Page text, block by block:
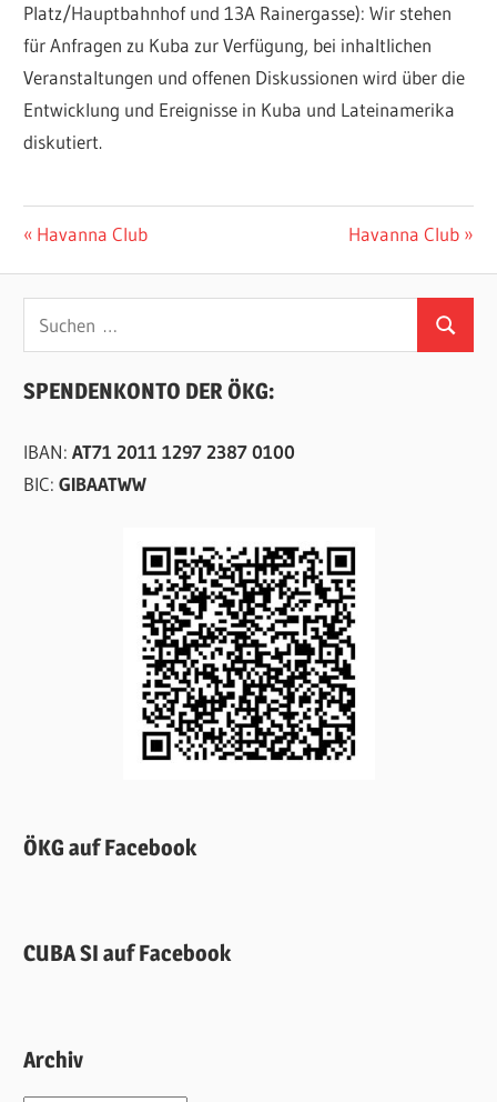
Platz/Hauptbahnhof und 13A Rainergasse): Wir stehen
für Anfragen zu Kuba zur Verfügung, bei inhaltlichen
Veranstaltungen und offenen Diskussionen wird über die
Entwicklung und Ereignisse in Kuba und Lateinamerika
diskutiert.
Beitragsnavigation
Vorheriger
Havanna Club
Nächster
Havanna Club
Suchen
nach:
Suchen
SPENDENKONTO DER ÖKG:
IBAN:AT71 2011 1297 2387 0100
BIC:GIBAATWW
ÖKG auf Facebook
CUBA SI auf Facebook
Archiv